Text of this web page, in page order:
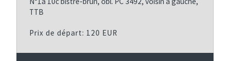
TTB
Prix de départ: 120 EUR